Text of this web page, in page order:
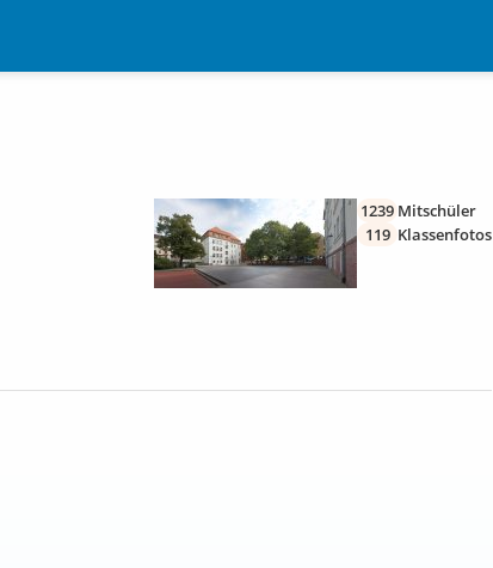
1239 Mitschüler
119 Klassenfotos